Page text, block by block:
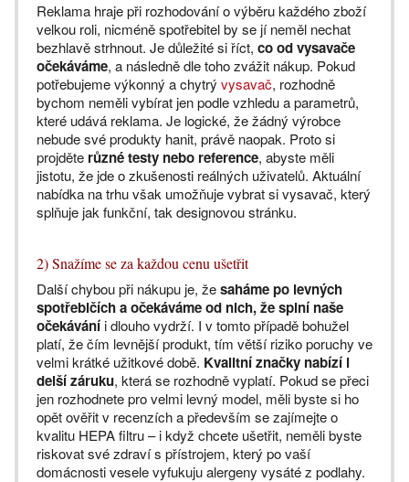
Reklama hraje při rozhodování o výběru každého zboží
velkou roli, nicméně spotřebitel by se jí neměl nechat
bezhlavě strhnout. Je důležité si říct, co od vysavače
očekáváme, a následně dle toho zvážit nákup. Pokud
potřebujeme výkonný a chytrý vysavač, rozhodně
bychom neměli vybírat jen podle vzhledu a parametrů,
které udává reklama. Je logické, že žádný výrobce
nebude své produkty hanit, právě naopak. Proto si
projděte různé testy nebo reference, abyste měli
jistotu, že jde o zkušenosti reálných uživatelů. Aktuální
nabídka na trhu však umožňuje vybrat si vysavač, který
splňuje jak funkční, tak designovou stránku.
2) Snažíme se za každou cenu ušetřit
Další chybou při nákupu je, žesaháme po levných
spotřebičích a očekáváme od nich, že splní naše
očekávání i dlouho vydrží. I v tomto případě bohužel
platí, že čím levnější produkt, tím větší riziko poruchy ve
velmi krátké užitkové době. Kvalitní značky nabízí i
delší záruku, která se rozhodně vyplatí. Pokud se přeci
jen rozhodnete pro velmi levný model, měli byste si ho
opět ověřit v recenzích a především se zajímejte o
kvalitu HEPA filtru – i když chcete ušetřit, neměli byste
riskovat své zdraví s přístrojem, který po vaší
domácnosti vesele vyfukuju alergeny vysáté z podlahy.